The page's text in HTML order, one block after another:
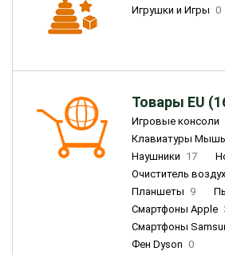
Игрушки и Игры 0
Товары EU
Игровые консоли
Клавиатуры Мышь
Наушники 17
Очиститель
Планшеты 9
Смартфоны Apple
Смартфоны
Фен Dyson 0